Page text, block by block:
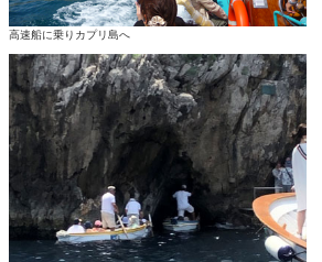
高速船に乗りカプリ島へ